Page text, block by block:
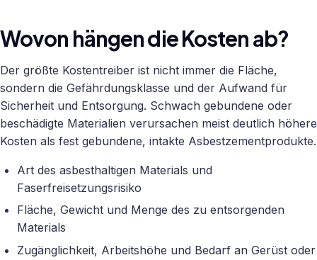
Wovon hängen die Kosten ab?
Der größte Kostentreiber ist nicht immer die Fläche,
sondern die Gefährdungsklasse und der Aufwand für
Sicherheit und Entsorgung. Schwach gebundene oder
beschädigte Materialien verursachen meist deutlich höhere
Kosten als fest gebundene, intakte Asbestzementprodukte.
Art des asbesthaltigen Materials und
Faserfreisetzungsrisiko
Fläche, Gewicht und Menge des zu entsorgenden
Materials
Zugänglichkeit, Arbeitshöhe und Bedarf an Gerüst oder